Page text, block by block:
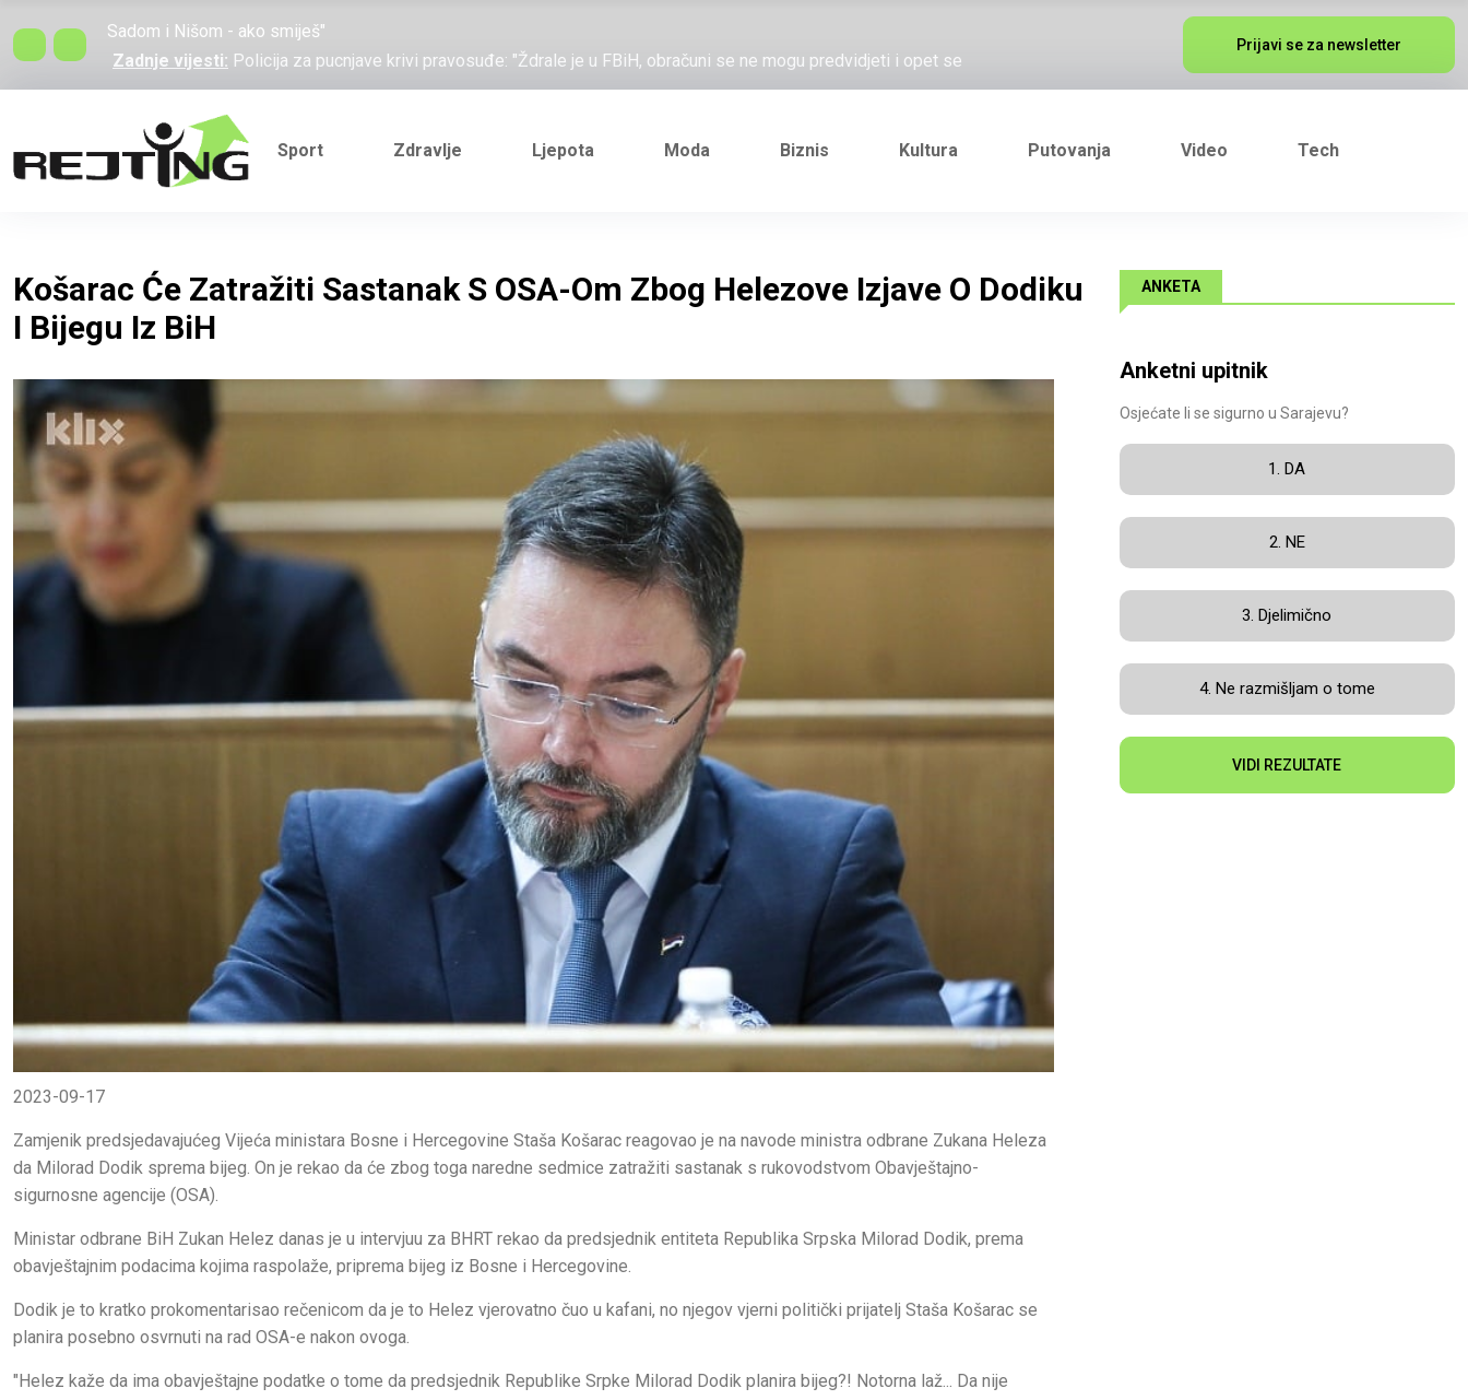
mogu dogoditi"
Zadnje vijesti: Otišao Marin, došao Marko: Ovo je novi Željezničarov Karamarko
Zadnje vijesti: Na današnji dan 1995. godine poginuo je general Izet Nanić, pogibijom je probio blokadu koja je
trajala 1.201 dan
Zadnje vijesti: Verbalni rat Vučića i Heleza: "Lažove, što me ne uhapsiš?"; "Prošetajmo Beogradom, Novim
Sadom i Nišom - ako smiješ"
Prijavi se za newsletter
Sport Zdravlje Ljepota Moda Biznis Kultura Putovanja Video Tech
Košarac Će Zatražiti Sastanak S OSA-Om Zbog Helezove Izjave O Dodiku
I Bijegu Iz BiH
2023-09-17
Zamjenik predsjedavajućeg Vijeća ministara Bosne i Hercegovine Staša Košarac reagovao je na navode ministra odbrane Zukana Heleza
da Milorad Dodik sprema bijeg. On je rekao da će zbog toga naredne sedmice zatražiti sastanak s rukovodstvom Obavještajno-
sigurnosne agencije (OSA).
Ministar odbrane BiH Zukan Helez danas je u intervjuu za BHRT rekao da predsjednik entiteta Republika Srpska Milorad Dodik, prema
obavještajnim podacima kojima raspolaže, priprema bijeg iz Bosne i Hercegovine.
Dodik je to kratko prokomentarisao rečenicom da je to Helez vjerovatno čuo u kafani, no njegov vjerni politički prijatelj Staša Košarac se
planira posebno osvrnuti na rad OSA-e nakon ovoga.
"Helez kaže da ima obavještajne podatke o tome da predsjednik Republike Srpke Milorad Dodik planira bijeg?! Notorna laž... Da nije
ANKETA
Anketni upitnik
Osjećate li se sigurno u Sarajevu?
1. DA
2. NE
3. Djelimično
4. Ne razmišljam o tome
VIDI REZULTATE